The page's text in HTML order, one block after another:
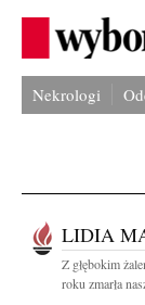
Nekrologi
LIDIA
Z głębokim
roku zmarła